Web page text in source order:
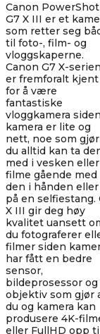
Canon PowerShot
G7 X III er et
som retter seg
til foto-, film- og
vloggskaperne.
Canon G7 X-serien
er fremforalt kjent
for å være
fantastiske
vloggkamera siden
kamera er lite og
nett, noe som
du alltid kan ta
med i vesken eller
filme gående med
den i hånden eller
på en selfiestang.
X III gir deg høy
kvalitet uansett
du fotograferer
filmer siden
har fått en bedre
sensor,
bildeprosessor og
objektiv som gjør
du og kamera kan
produsere 4K-
eller FullHD opp